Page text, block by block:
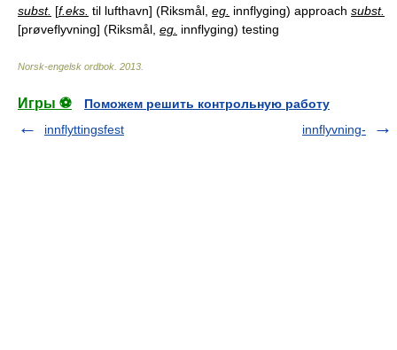
subst. [f.eks. til lufthavn] (Riksmål, eg. innflyging) approach subst.
[prøveflyvning] (Riksmål, eg. innflyging) testing
Norsk-engelsk ordbok 2013
Игры ⚽
Поможем решить контрольную работу
innflyttingsfest
innflyvning-